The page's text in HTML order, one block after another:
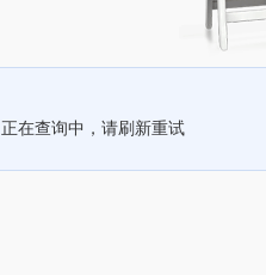
正在查询中，请刷新重试